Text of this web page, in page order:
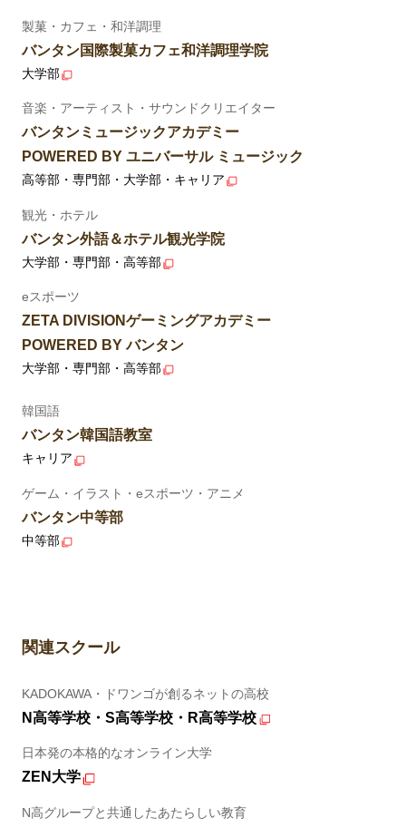
製菓・カフェ・和洋調理
バンタン国際製菓カフェ和洋調理学院
大学部
音楽・アーティスト・サウンドクリエイター
バンタンミュージックアカデミー
POWERED BY ユニバーサル ミュージック
高等部・専門部・大学部・キャリア
観光・ホテル
バンタン外語＆ホテル観光学院
大学部・専門部・高等部
eスポーツ
ZETA DIVISIONゲーミングアカデミー
POWERED BY バンタン
大学部・専門部・高等部
韓国語
バンタン韓国語教室
キャリア
ゲーム・イラスト・eスポーツ・アニメ
バンタン中等部
中等部
関連スクール
KADOKAWA・ドワンゴが創るネットの高校
N高等学校・S高等学校・R高等学校
日本発の本格的なオンライン大学
ZEN大学
N高グループと共通したあたらしい教育